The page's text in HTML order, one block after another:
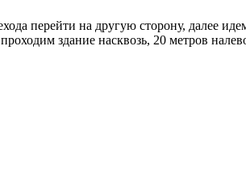
перейти на другую сторону, далее
здание насквозь, 20 метров